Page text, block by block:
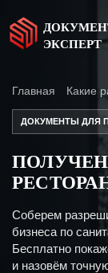
ЭКСПЕРТ
Главная Какие
ДОКУМЕНТЫ ДЛЯ
Соберем
бизнеса по
Бесплатно
и назовём